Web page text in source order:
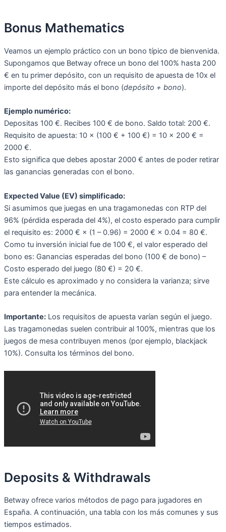
Bonus Mathematics
Veamos un ejemplo práctico con un bono típico de bienvenida.
Supongamos que Betway ofrece un bono del 100% hasta 200
€ en tu primer depósito, con un requisito de apuesta de 10x el
importe del depósito más el bono (depósito + bono).
Ejemplo numérico:
Depositas 100 €. Recibes 100 € de bono. Saldo total: 200 €.
Requisito de apuesta: 10 × (100 € + 100 €) = 10 × 200 € =
2000 €.
Esto significa que debes apostar 2000 € antes de poder retirar
las ganancias generadas con el bono.
Expected Value (EV) simplificado:
Si asumimos que juegas en una tragamonedas con RTP del
96% (pérdida esperada del 4%), el costo esperado para cumplir
el requisito es: 2000 € × (1 – 0.96) = 2000 € × 0.04 = 80 €.
Como tu inversión inicial fue de 100 €, el valor esperado del
bono es: Ganancias esperadas del bono (100 € de bono) –
Costo esperado del juego (80 €) = 20 €.
Este cálculo es aproximado y no considera la varianza; sirve
para entender la mecánica.
Importante:Los requisitos de apuesta varían según el juego.
Las tragamonedas suelen contribuir al 100%, mientras que los
juegos de mesa contribuyen menos (por ejemplo, blackjack
10%). Consulta los términos del bono.
Deposits & Withdrawals
Betway ofrece varios métodos de pago para jugadores en
España. A continuación, una tabla con los más comunes y sus
tiempos estimados.